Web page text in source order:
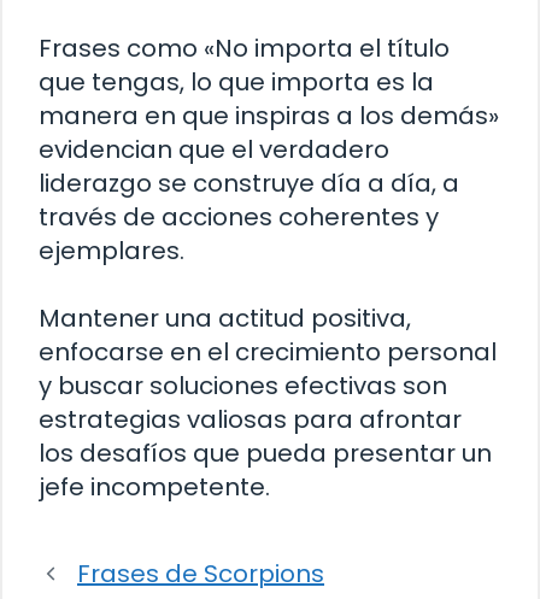
Frases como «No importa el título
que tengas, lo que importa es la
manera en que inspiras a los demás»
evidencian que el verdadero
liderazgo se construye día a día, a
través de acciones coherentes y
ejemplares.
Mantener una actitud positiva,
enfocarse en el crecimiento personal
y buscar soluciones efectivas son
estrategias valiosas para afrontar
los desafíos que pueda presentar un
jefe incompetente.
Frases de Scorpions